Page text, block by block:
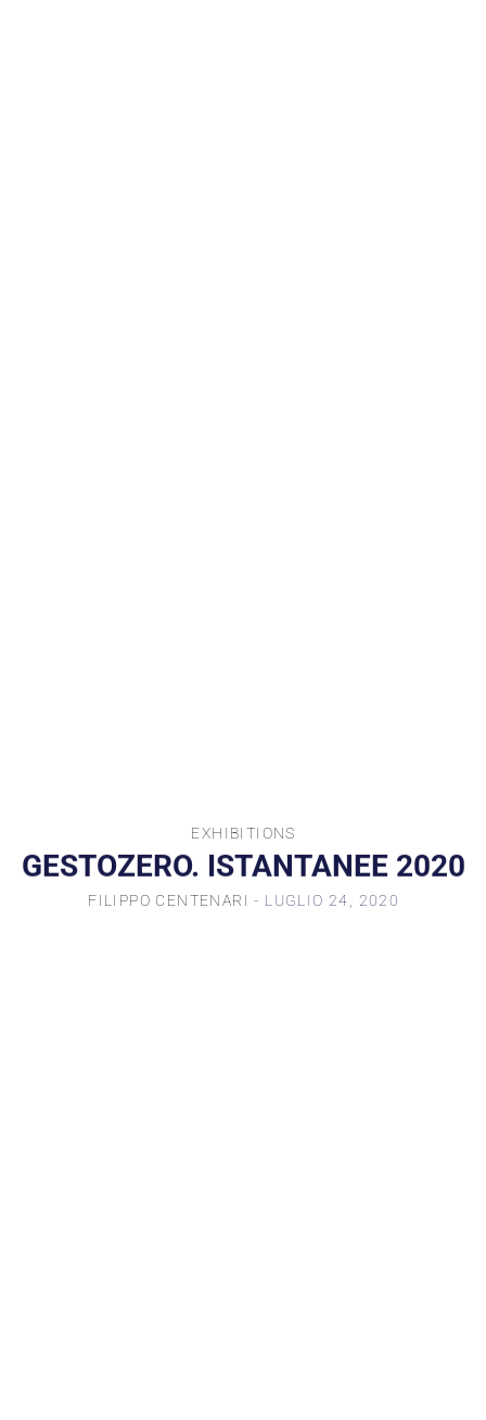
EXHIBITIONS
GESTOZERO. ISTANTANEE 2020
FILIPPO CENTENARI - LUGLIO 24, 2020